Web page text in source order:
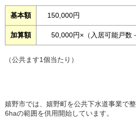
基本額 150,000円
加算額 50,000円×（入居可能戸数
（公共ます1個当たり）
嬉野市では、嬉野町を公共下水道事業で
6haの範囲を供用開始しています。